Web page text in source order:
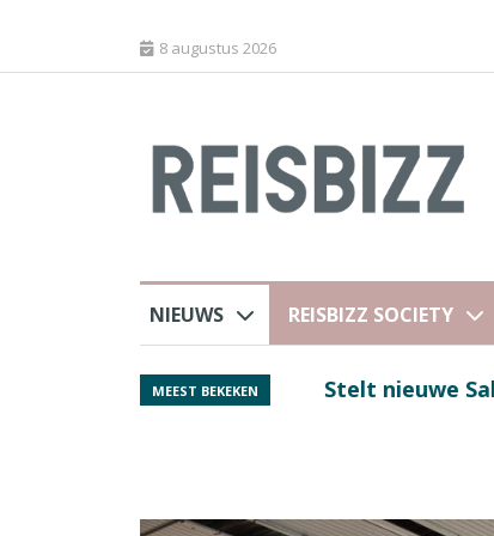
8 augustus 2026
NIEUWS REISBIZZ SOCIETY
MEEST BEKEKEN
Spaans